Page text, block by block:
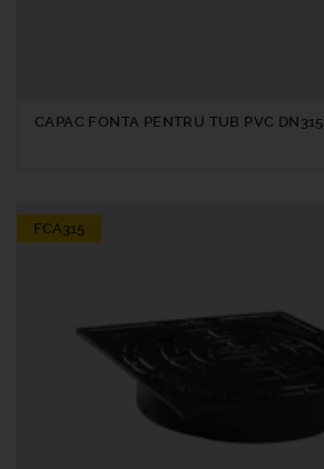
CAPAC FONTA PENTRU TUB PVC DN315
FCA315